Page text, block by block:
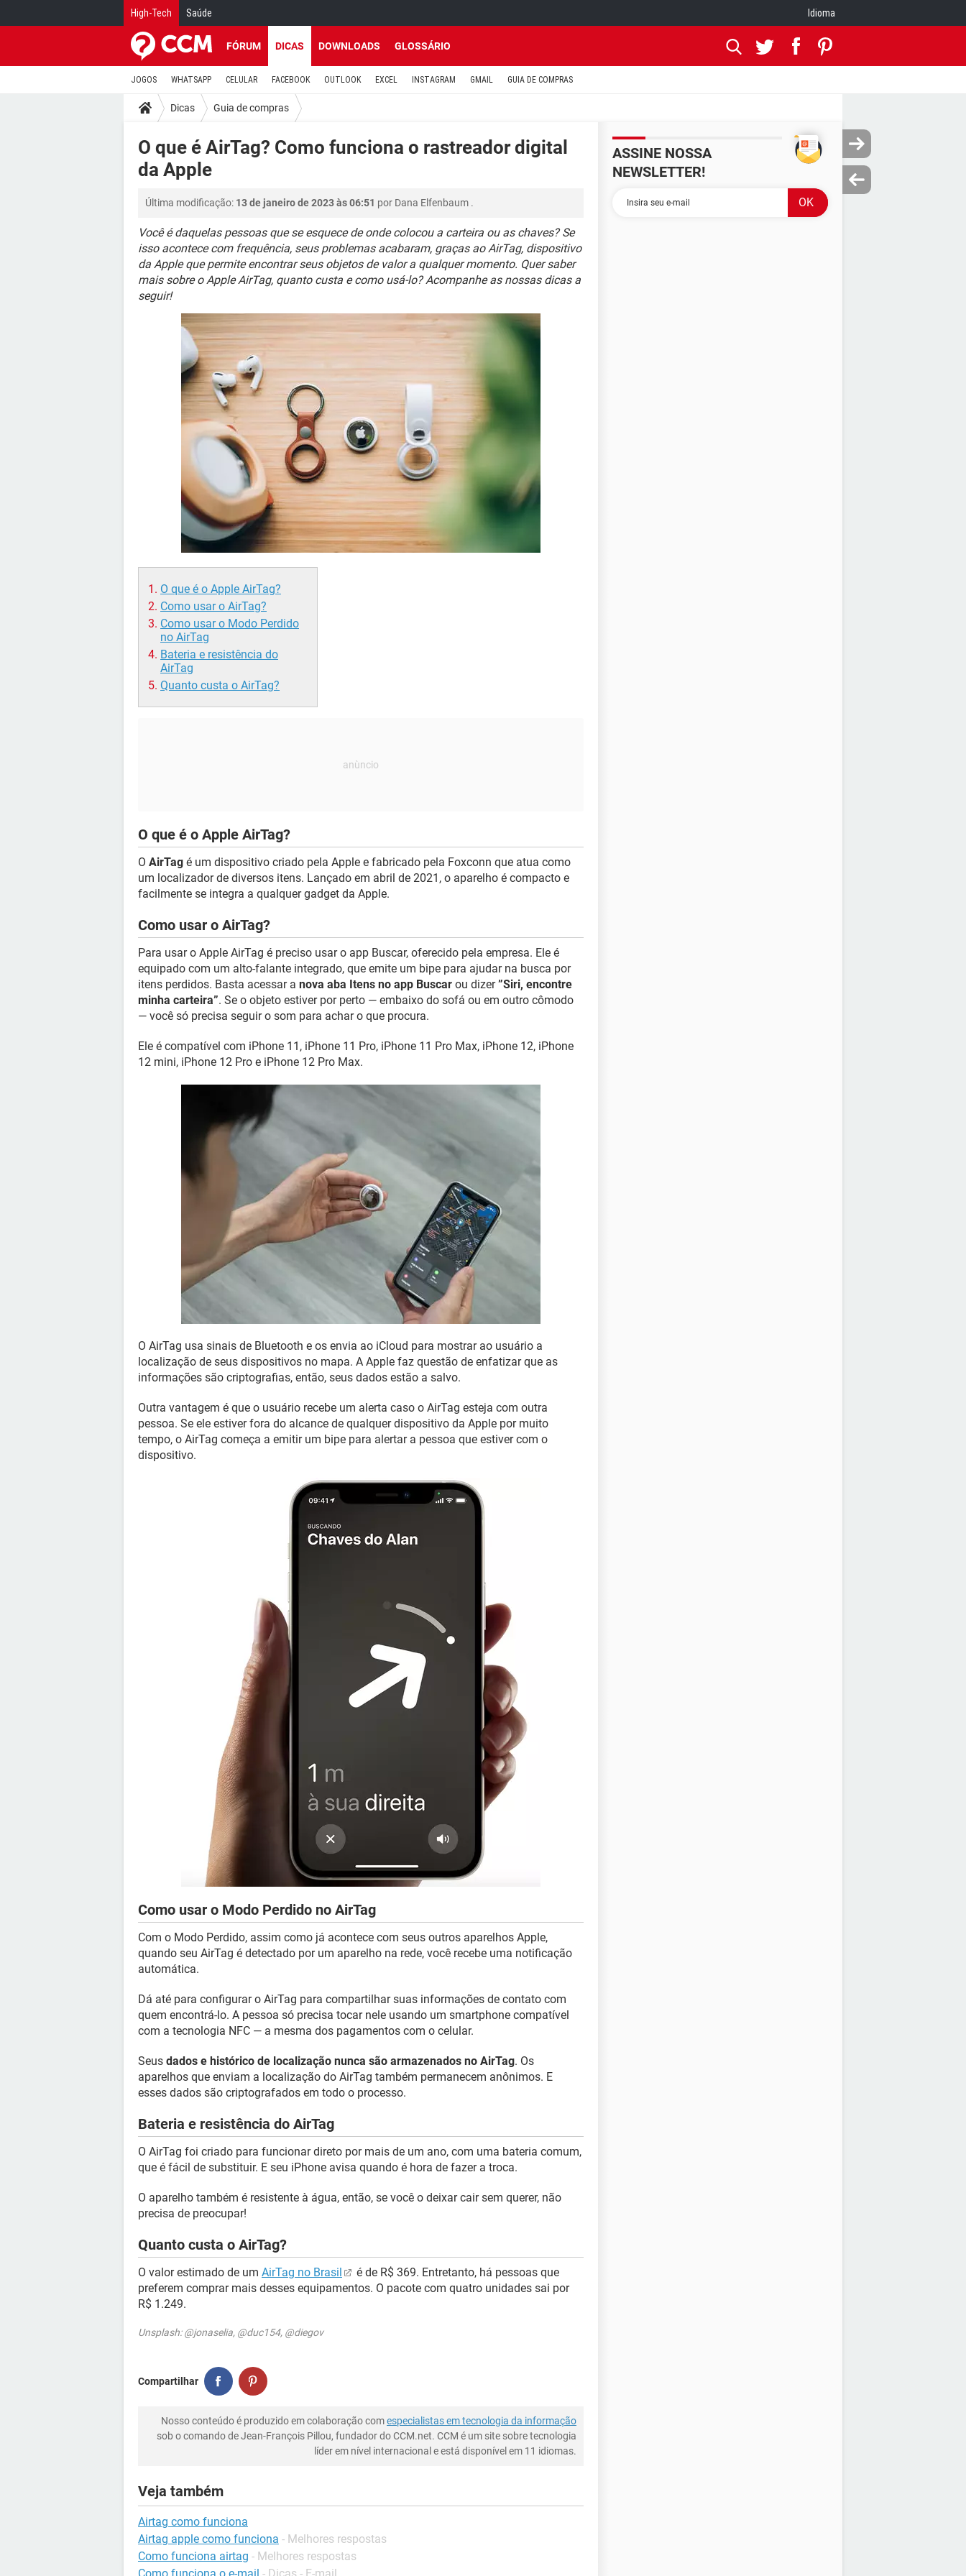
High-Tech Saúde Idioma
FÓRUM DICAS DOWNLOADS GLOSSÁRIO
JOGOS WHATSAPP CELULAR FACEBOOK OUTLOOK EXCEL INSTAGRAM GMAIL GUIA DE COMPRAS
Dicas Guia de compras
O que é AirTag? Como funciona o rastreador digital
da Apple
Última modificação: 13 de janeiro de 2023 às 06:51 por Dana Elfenbaum .
Você é daquelas pessoas que se esquece de onde colocou a carteira ou as chaves? Se
isso acontece com frequência, seus problemas acabaram, graças ao AirTag, dispositivo
da Apple que permite encontrar seus objetos de valor a qualquer momento. Quer saber
mais sobre o Apple AirTag, quanto custa e como usá-lo? Acompanhe as nossas dicas a
seguir!
O que é o Apple AirTag?
Como usar o AirTag?
Como usar o Modo Perdido
no AirTag
Bateria e resistência do
AirTag
Quanto custa o AirTag?
O que é o Apple AirTag?
O AirTag é um dispositivo criado pela Apple e fabricado pela Foxconn que atua como
um localizador de diversos itens. Lançado em abril de 2021, o aparelho é compacto e
facilmente se integra a qualquer gadget da Apple.
Como usar o AirTag?
Para usar o Apple AirTag é preciso usar o app Buscar, oferecido pela empresa. Ele é
equipado com um alto-falante integrado, que emite um bipe para ajudar na busca por
itens perdidos. Basta acessar a nova aba Itens no app Buscar ou dizer”Siri, encontre
minha carteira”. Se o objeto estiver por perto — embaixo do sofá ou em outro cômodo
— você só precisa seguir o som para achar o que procura.
Ele é compatível com iPhone 11, iPhone 11 Pro, iPhone 11 Pro Max, iPhone 12, iPhone
12 mini, iPhone 12 Pro e iPhone 12 Pro Max.
O AirTag usa sinais de Bluetooth e os envia ao iCloud para mostrar ao usuário a
localização de seus dispositivos no mapa. A Apple faz questão de enfatizar que as
informações são criptografias, então, seus dados estão a salvo.
Outra vantagem é que o usuário recebe um alerta caso o AirTag esteja com outra
pessoa. Se ele estiver fora do alcance de qualquer dispositivo da Apple por muito
tempo, o AirTag começa a emitir um bipe para alertar a pessoa que estiver com o
dispositivo.
Como usar o Modo Perdido no AirTag
Com o Modo Perdido, assim como já acontece com seus outros aparelhos Apple,
quando seu AirTag é detectado por um aparelho na rede, você recebe uma notificação
automática.
Dá até para configurar o AirTag para compartilhar suas informações de contato com
quem encontrá-lo. A pessoa só precisa tocar nele usando um smartphone compatível
com a tecnologia NFC — a mesma dos pagamentos com o celular.
Seus dados e histórico de localização nunca são armazenados no AirTag. Os
aparelhos que enviam a localização do AirTag também permanecem anônimos. E
esses dados são criptografados em todo o processo.
Bateria e resistência do AirTag
O AirTag foi criado para funcionar direto por mais de um ano, com uma bateria comum,
que é fácil de substituir. E seu iPhone avisa quando é hora de fazer a troca.
O aparelho também é resistente à água, então, se você o deixar cair sem querer, não
precisa de preocupar!
Quanto custa o AirTag?
O valor estimado de um AirTag no Brasil
é de R$ 369. Entretanto, há pessoas que
preferem comprar mais desses equipamentos. O pacote com quatro unidades sai por
R$ 1.249.
Unsplash: @jonaselia, @duc154, @diegov
Compartilhar
Nosso conteúdo é produzido em colaboração comespecialistas em tecnologia da informação
sob o comando de Jean-François Pillou, fundador do CCM.net. CCM é um site sobre tecnologia
líder em nível internacional e está disponível em 11 idiomas.
Veja também
Airtag como funciona
Airtag apple como funciona - Melhores respostas
Como funciona airtag - Melhores respostas
ASSINE NOSSA
NEWSLETTER!